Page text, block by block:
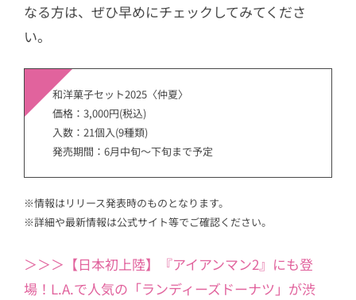
なる方は、ぜひ早めにチェックしてみてくださ
い。
和洋菓子セット2025〈仲夏〉
価格：3,000円(税込)
入数：21個入(9種類)
発売期間：6月中旬～下旬まで予定
※情報はリリース発表時のものとなります。
※詳細や最新情報は公式サイト等でご確認ください。
＞＞＞【日本初上陸】『アイアンマン2』にも登
場！L.A.で人気の「ランディーズドーナツ」が渋